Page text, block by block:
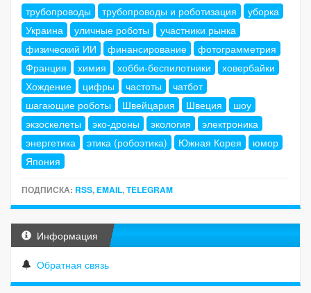
трубопроводы
трубопроводы и роботизация
уборка
Украина
уличные роботы
участники рынка
физический ИИ
финансирование
фотограмметрия
Франция
химия хобби-беспилотники
ховербайки
Хождение
цифры частоты
чатбот
шагающие роботы
Швейцария Швеция
шоу
экзоскелеты
эко-дроны экология
электроника
энергетика
этика (робоэтика) Южная Корея
юмор
Япония
ПОДПИСКА: RSS, EMAIL,TELEGRAM
Информация
Обратная связь